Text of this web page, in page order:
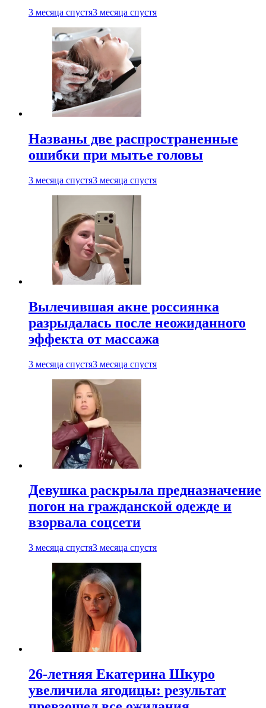
3 месяца спустя3 месяца спустя
Названы две распространенные
ошибки при мытье головы
3 месяца спустя3 месяца спустя
Вылечившая акне россиянка
разрыдалась после неожиданного
эффекта от массажа
3 месяца спустя3 месяца спустя
Девушка раскрыла предназначение
погон на гражданской одежде и
взорвала соцсети
3 месяца спустя3 месяца спустя
26-летняя Екатерина Шкуро
увеличила ягодицы: результат